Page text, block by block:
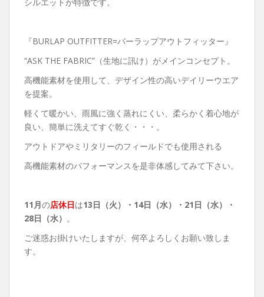
『BURLAP OUTFITTER=バーラップアウトフィッター』
“ASK THE FABRIC”（生地に訊け）がメインコンセプト。
高機能素材を使用して、デザイン性の高いデイリーウエア
を提案。
軽くて暖かい、雨風に強く蒸れにくい、柔らかく着心地が
良い、簡単に洗えてすぐ乾く・・・。
アウトドアやミリタリーのフィールドでも使用される
高機能素材のパフォーマンスを是非体感してみて下さい。
11月の店休日は13日（火）・14日（水）・21日（水）・
28日（水） 。
ご迷惑お掛けいたしますが、何卒よろしくお願い致しま
す。